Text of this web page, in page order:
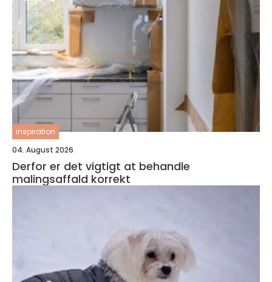
inspiration
04. August 2026
Derfor er det vigtigt at behandle
malingsaffald korrekt